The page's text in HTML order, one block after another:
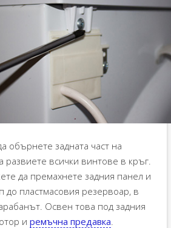
обърнете задната част на
развиете всички винтове в кръг.
да премахнете задния панел и
до пластмасовия резервоар, в
Освен това под задния
и ремъчна предавка.